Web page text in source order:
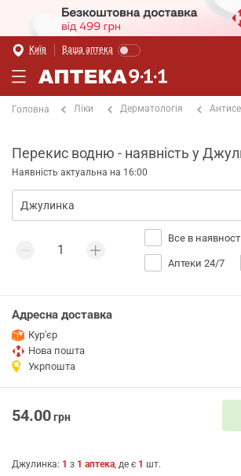
Київ Ваша аптека
Головна Ліки Дерматологія
Перекис водню - наявність у
Наявність актуальна на 16:00
Все в
Аптеки 24/7
Адресна доставка
Кур'єр
Нова пошта
Укрпошта
54.00грн
Джулинка: 1 з 1 аптека, де є 1 шт.